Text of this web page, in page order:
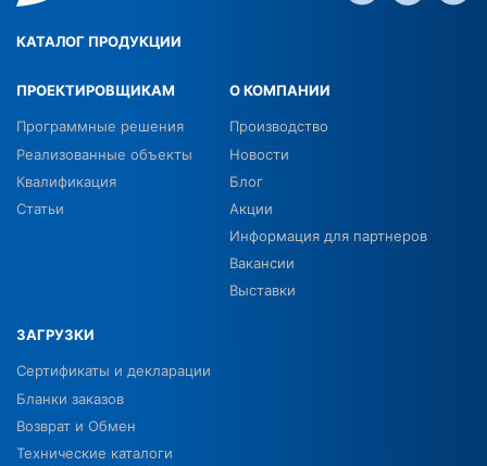
КАТАЛОГ ПРОДУКЦИИ
ПРОЕКТИРОВЩИКАМ
Программные решения
Реализованные объекты
Квалификация
Статьи
О КОМПАНИИ
Производство
Новости
Блог
Акции
Информация для партнеров
Вакансии
Выставки
ЗАГРУЗКИ
Сертификаты и декларации
Бланки заказов
Возврат и Обмен
Технические каталоги